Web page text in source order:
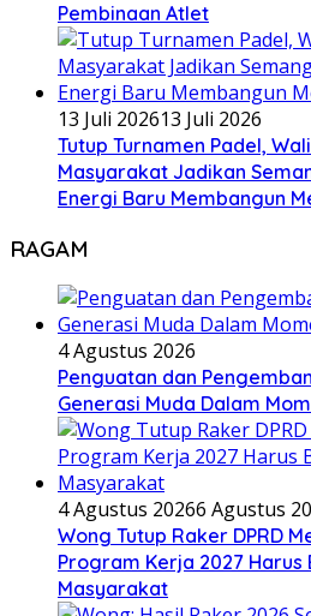
Pembinaan Atlet
13 Juli 202613 Juli 2026
Tutup Turnamen Padel,
Masyarakat Jadikan
Energi Baru Membangun
RAGAM
4 Agustus 2026
Penguatan dan
Generasi Muda Dalam
4 Agustus 20266 Agustus
Wong Tutup Raker DPRD
Program Kerja 2027
Masyarakat